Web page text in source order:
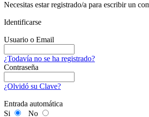
Necesitas estar registrado/a para escribir un
Identificarse
Usuario o Email
¿Todavía no se ha registrado?
Contraseña
¿Olvidó su Clave?
Entrada automática
Si
No